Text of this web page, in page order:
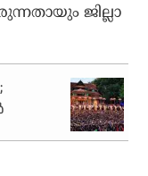
ജില്ലാ